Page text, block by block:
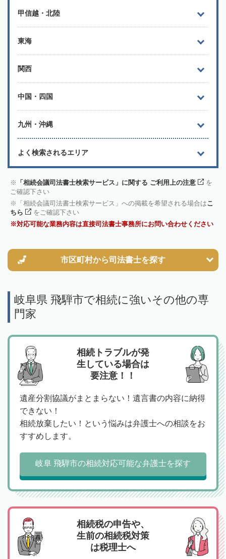
甲信越・北陸
東海
関西
中国・四国
九州・沖縄
よく検索されるエリア
「相続会議司法書士検索サービス」に関する ご利用上の注意
を
ご確認下さい
「相続会議司法書士検索サービス」への掲載を希望される場合はこ
ちら
をご確認下さい
対応可能な業務内容は直接司法書士事務所にお問い合わせください
市区町村から司法書士を探す
岐阜県 飛騨市で相続に強いその他の専
門家
相続トラブルが発
生している場合は
要注意！！
遺産分割協議がまとまらない！遺言書の内容に納得
できない！
相続放棄したい！という悩みは弁護士への相談をお
すすめします。
岐阜 飛騨市の相続対応可能な弁護士を探す
相続税の申告や、
生前の相続税対策
は税理士へ